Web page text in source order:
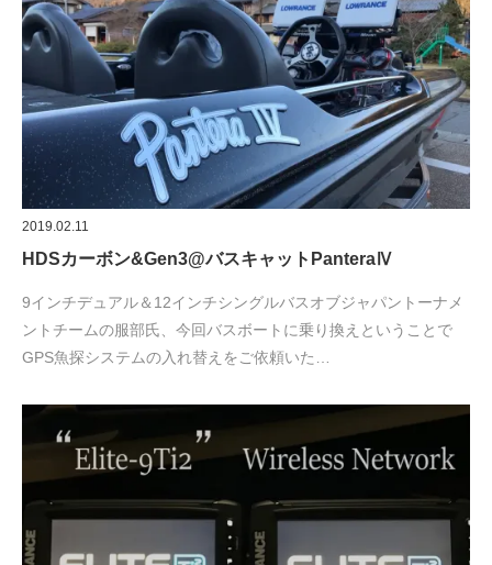
2019.02.11
HDSカーボン&Gen3@バスキャットPanteraⅣ
9インチデュアル＆12インチシングルバスオブジャパントーナメ
ントチームの服部氏、今回バスボートに乗り換えということで
GPS魚探システムの入れ替えをご依頼いた…